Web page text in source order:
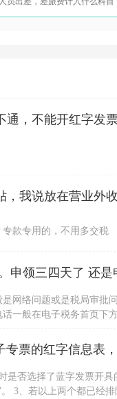
，不能开红字发
款专用的，不用多交税
申领三四天了 还
网络问题或是税局审
一般在电子税务首页下
是否选择了蓝字发票开
3、若以上两个都已经